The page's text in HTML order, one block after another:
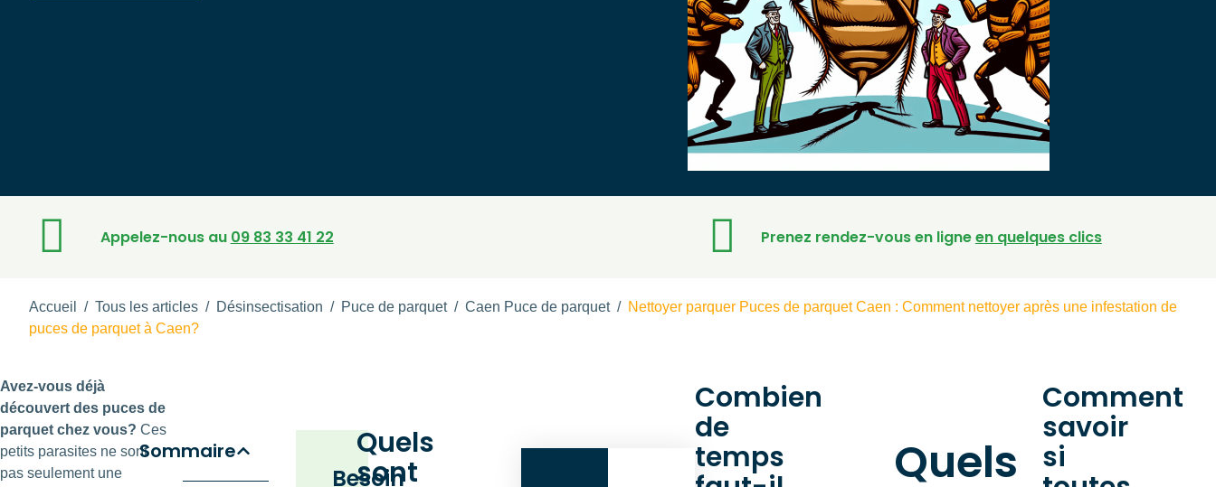
Appelez-nous au 09 83 33 41 22 Prenez rendez-vous en ligneen quelques clics
Accueil / Tous les articles / Désinsectisation / Puce de parquet/ Caen Puce de parquet/ Nettoyer parquer Puces de parquet Caen : Comment nettoyer après une infestation de
puces de parquet à Caen?
Avez-vous déjà
découvert des puces de
parquet chez vous? Ces
petits parasites ne sont
pas seulement une
Sommaire
Besoin
Quels
sont
Combien
de
temps Quels
Comment
savoir
si